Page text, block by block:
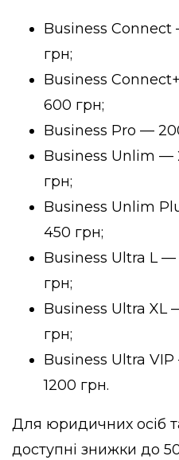
Business Connect
грн;
Business
600 грн;
Business Pro —
Business Unlim —
грн;
Business Unlim
450 грн;
Business Ultra L —
грн;
Business Ultra XL
грн;
Business Ultra
1200 грн.
Для юридичних осіб
доступні знижки до